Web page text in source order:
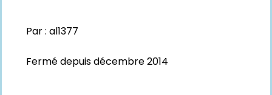
Par : al1377
Fermé depuis décembre 2014